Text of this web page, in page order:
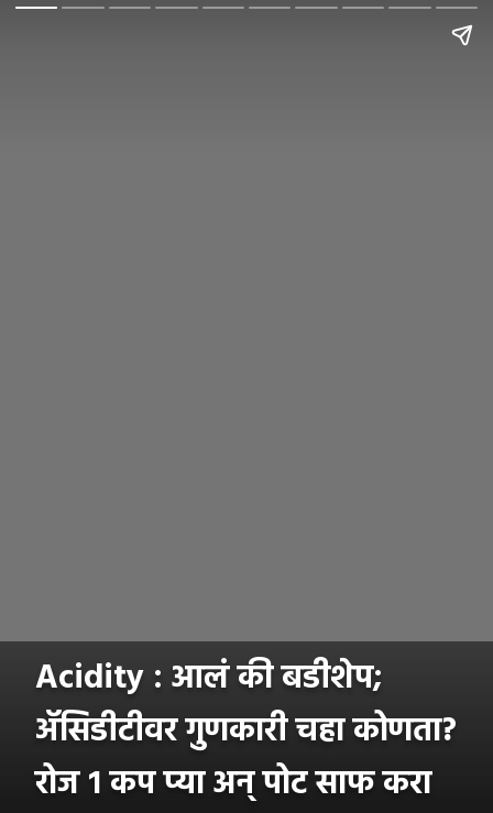
Acidity : आलं की बडीशेप;
ॲसिडीटीवर गुणकारी चहा कोणता?
रोज १ कप प्या अन् पोट साफ करा